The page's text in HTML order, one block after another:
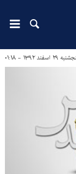
۲۹ اسفند ۱۳۹۲ - ۰۱:۱۸